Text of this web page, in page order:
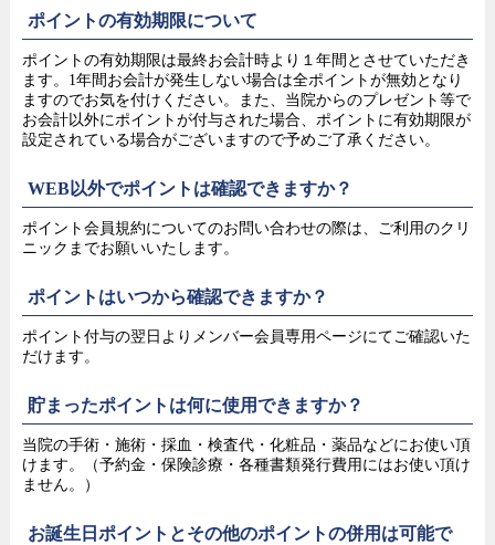
ポイントの有効期限について
ポイントの有効期限は最終お会計時より１年間とさせていただき
ます。1年間お会計が発生しない場合は全ポイントが無効となり
ますのでお気を付けください。また、当院からのプレゼント等で
お会計以外にポイントが付与された場合、ポイントに有効期限が
設定されている場合がございますので予めご了承ください。
WEB以外でポイントは確認できますか？
ポイント会員規約についてのお問い合わせの際は、ご利用のクリ
ニックまでお願いいたします。
ポイントはいつから確認できますか？
ポイント付与の翌日よりメンバー会員専用ページにてご確認いた
だけます。
貯まったポイントは何に使用できますか？
当院の手術・施術・採血・検査代・化粧品・薬品などにお使い頂
けます。（予約金・保険診療・各種書類発行費用にはお使い頂け
ません。）
お誕生日ポイントとその他のポイントの併用は可能で